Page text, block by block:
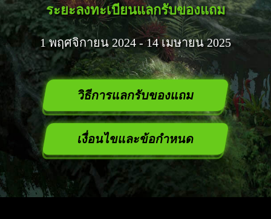
ระยะลงทะเบียนแลกรับของแถม
1 พฤศจิกายน 2024 - 14 เมษายน 2025
วิธีการแลกรับของแถม
เงื่อนไขและข้อกำหนด